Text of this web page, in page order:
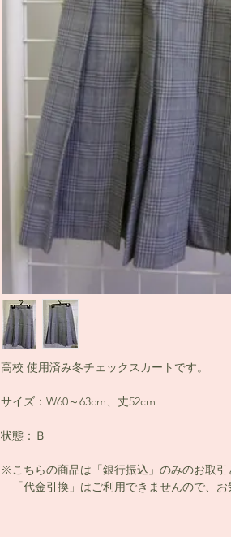
高校 使用済み冬チェックスカートです。
サイズ：W60～63cm、丈52cm
状態：Ｂ
※こちらの商品は「銀行振込」のみのお取引
「代金引換」はご利用できませんので、お